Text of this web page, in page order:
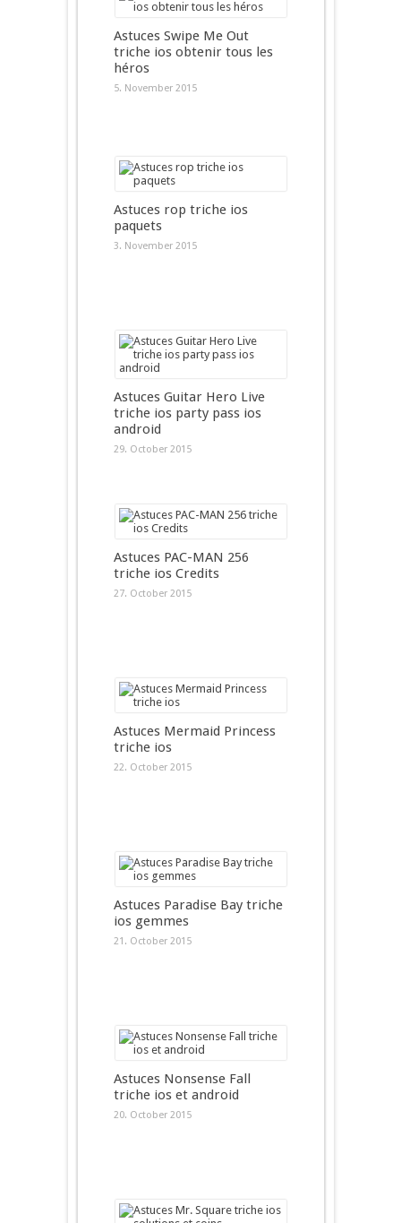
Astuces Swipe Me Out
triche ios obtenir tous les
héros
5. November 2015
Astuces rop triche ios
paquets
3. November 2015
Astuces Guitar Hero Live
triche ios party pass ios
android
29. October 2015
Astuces PAC-MAN 256
triche ios Credits
27. October 2015
Astuces Mermaid Princess
triche ios
22. October 2015
Astuces Paradise Bay triche
ios gemmes
21. October 2015
Astuces Nonsense Fall
triche ios et android
20. October 2015